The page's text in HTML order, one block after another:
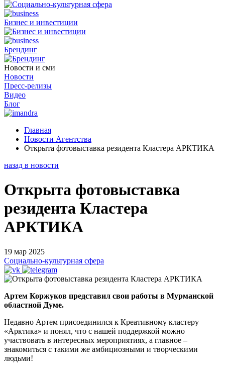
Бизнес и инвестиции
Брендинг
Новости и сми
Новости
Пресс-релизы
Видео
Блог
Главная
Новости Агентства
Открыта фотовыставка резидента Кластера АРКТИКА
назад в новости
Открыта фотовыставка
резидента Кластера
АРКТИКА
19 мар 2025
Социально-культурная сфера
Артем Коржуков представил свои работы в Мурманской
областной Думе.
Недавно Артем присоединился к Креативному кластеру
«Арктика» и понял, что с нашей поддержкой можно
участвовать в интересных мероприятиях, а главное –
знакомиться с такими же амбициозными и творческими
людьми!